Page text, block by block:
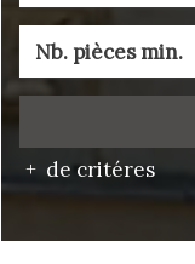
de critéres